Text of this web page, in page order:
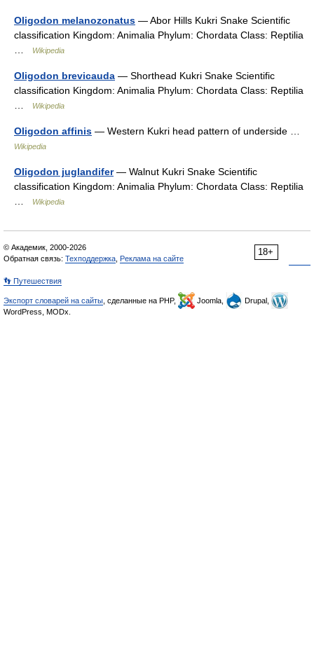
Oligodon melanozonatus — Abor Hills Kukri Snake Scientific
classification Kingdom: Animalia Phylum: Chordata Class: Reptilia
Wikipedia
Oligodon brevicauda — Shorthead Kukri Snake Scientific
classification Kingdom: Animalia Phylum: Chordata Class: Reptilia
Wikipedia
Oligodon affinis — Western Kukri head pattern of underside …
Wikipedia
Oligodon juglandifer— Walnut Kukri Snake Scientific
classification Kingdom: Animalia Phylum: Chordata Class: Reptilia
Wikipedia
18+
© Академик, 2000-2026
Обратная связь: Техподдержка Реклама на сайте
👣 Путешествия
Экспорт словарей на сайты , сделанные на PHP, Joomla,
Drupal,
WordPress, MODx.